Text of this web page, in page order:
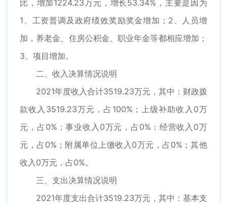
比，增加1224.23万元，增长53.34%，主要是因为
1、工资普调及政府绩效奖励奖金增加；2、人员增
加，养老金、住房公积金、职业年金等都相应增加；
3、项目增加。
二、收入决算情况说明
2021年度收入合计3519.23万元，其中：财政拨
款收入3519.23万元，占100%；上级补助收入0万
元，占0%；事业收入0万元，占0%；经营收入0万
元，占0%；附属单位上缴收入0万元，占0%；其他
收入0万元，占0%。
三、支出决算情况说明
2021年度支出合计3519.23万元，其中：基本支